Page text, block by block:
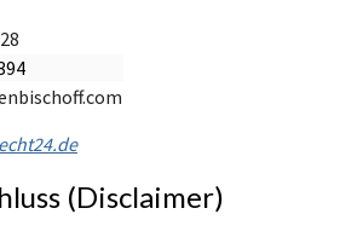
(Disclaimer)